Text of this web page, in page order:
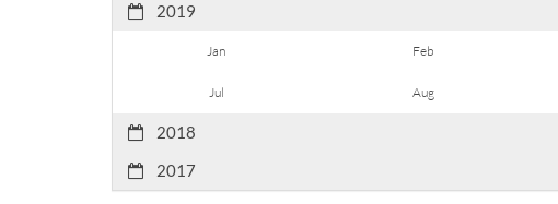
2019
Jan Feb
Jul Aug
2018
2017